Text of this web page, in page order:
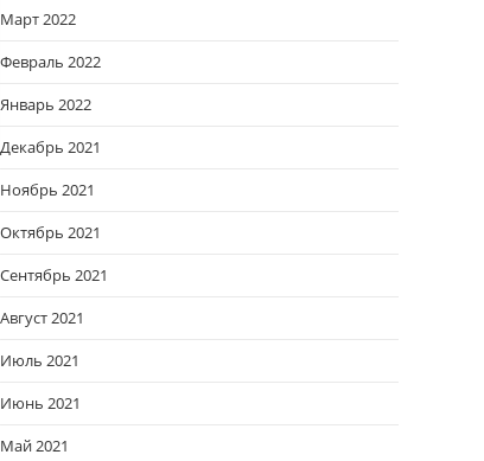
Март 2022
Февраль 2022
Январь 2022
Декабрь 2021
Ноябрь 2021
Октябрь 2021
Сентябрь 2021
Август 2021
Июль 2021
Июнь 2021
Май 2021